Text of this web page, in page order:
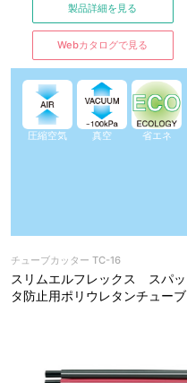
製品詳細を見る
Webカタログで見る
圧縮空気 真空 省エネ
チューブカッター TC-16
スリムエルフレックス スパッ
タ防止用ポリウレタンチューブ